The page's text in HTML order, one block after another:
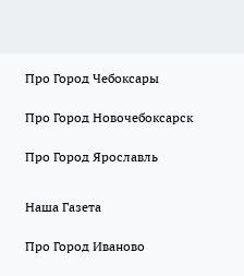
Про Город Чебоксары
Про Город Новочебоксарск
Про Город Ярославль
Наша Газета
Про Город Иваново